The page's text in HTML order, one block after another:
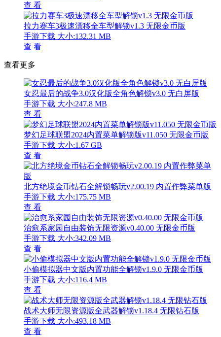
查 看
拉力赛车3极速漂移全车型解锁v1.3 无限金币版
手游下载 大小:132.31 MB
查 看
查看更多
女忍最后的战争3.0汉化版全角色解锁v3.0 无白屏版
手游下载 大小:247.8 MB
查 看
梦幻足球联盟2024内置菜单解锁版v11.050 无限金币版
手游下载 大小:1.67 GB
查 看
北方绝境金币钻石全解锁畅玩v2.00.19 内置作弊菜单版
手游下载 大小:175.75 MB
查 看
治愈系家园自由装饰无限资源v0.40.00 无限金币版
手游下载 大小:342.09 MB
查 看
小偷模拟器中文版内置功能全解锁v1.9.0 无限金币版
手游下载 大小:116.4 MB
查 看
战术大师无限资源版全武器解锁v1.18.4 无限钻石版
手游下载 大小:493.18 MB
查 看